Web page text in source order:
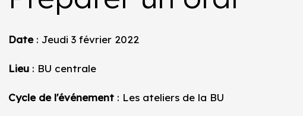
Date: Jeudi 3 février 2022
Lieu: BU centrale
Cycle de l'événement: Les ateliers de la BU